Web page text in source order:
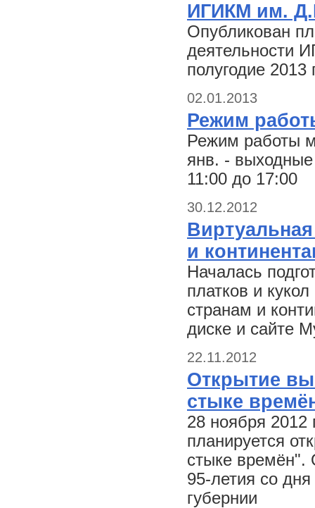
ИГИКМ им.
Опубликован
деятельности
полугодие 2013
02.01.2013
Режим
Режим работы
янв. -
11:00 до 17:00
30.12.2012
и
Началась
платков и
странам и
диске и сайте
22.11.2012
Открытие
стыке
28 ноября 2012
планируется
стыке времён".
95-летия со
губернии